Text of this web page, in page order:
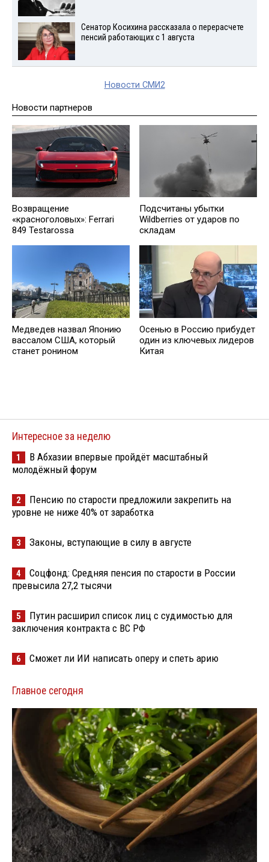
Сенатор Косихина рассказала о перерасчете
пенсий работающих с 1 августа
Новости СМИ2
Новости партнеров
Возвращение
«красноголовых»: Ferrari
849 Testarossa
Подсчитаны убытки
Wildberries от ударов по
складам
Медведев назвал Японию
вассалом США, который
станет ронином
Осенью в Россию прибудет
один из ключевых лидеров
Китая
Интересное за неделю
1
В Абхазии впервые пройдёт масштабный
молодёжный форум
2
Пенсию по старости предложили закрепить на
уровне не ниже 40% от заработка
3 Законы, вступающие в силу в августе
4
Соцфонд: Средняя пенсия по старости в России
превысила 27,2 тысячи
5
Путин расширил список лиц с судимостью для
заключения контракта с ВС РФ
6 Сможет ли ИИ написать оперу и спеть арию
Главное сегодня